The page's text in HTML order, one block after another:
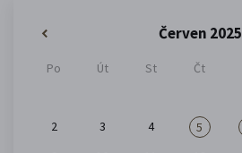
Červen 2025
Po Út St Čt
2
3 4 5